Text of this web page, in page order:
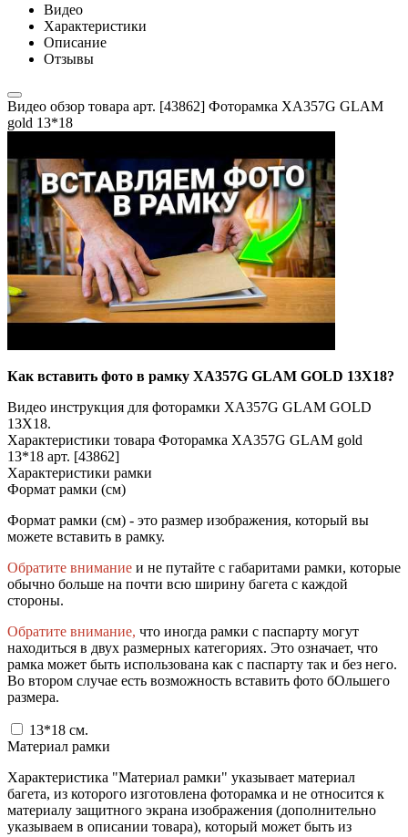
Видео
Характеристики
Описание
Отзывы
Видео обзор товара арт. [43862] Фоторамка XA357G GLAM
gold 13*18
Как вставить фото в рамку XA357G GLAM GOLD 13X18?
Видео инструкция для фоторамки XA357G GLAM GOLD
13X18.
Характеристики товара Фоторамка XA357G GLAM gold
13*18 арт. [43862]
Характеристики рамки
Формат рамки (см)
Формат рамки (см) - это размер изображения, который вы
можете вставить в рамку.
Обратите внимание и не путайте с габаритами рамки, которые
обычно больше на почти всю ширину багета с каждой
стороны.
Обратите внимание, что иногда рамки с паспарту могут
находиться в двух размерных категориях. Это означает, что
рамка может быть использована как с паспарту так и без него.
Во втором случае есть возможность вставить фото бОльшего
размера.
13*18 см.
Материал рамки
Характеристика "Материал рамки" указывает материал
багета, из которого изготовлена фоторамка и не относится к
материалу защитного экрана изображения (дополнительно
указываем в описании товара), который может быть из